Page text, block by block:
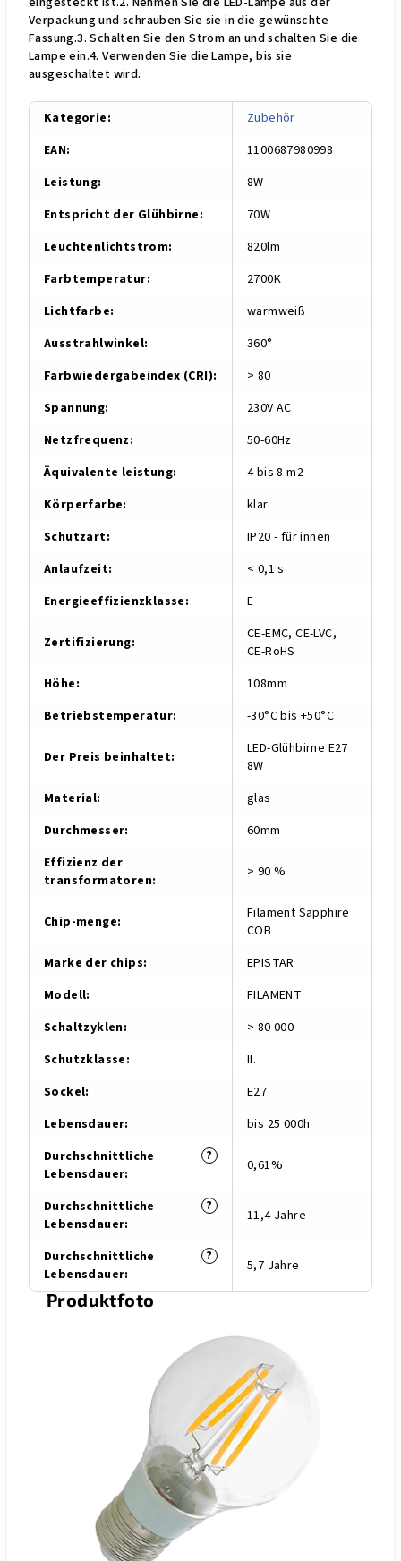
Verpackung und schrauben Sie sie in die gewünschte
Fassung.3. Schalten Sie den Strom an und schalten Sie die
Lampe ein.4. Verwenden Sie die Lampe, bis sie
ausgeschaltet wird.
Kategorie:
Zu­be­hör
EAN:
1100687980998
Leistung:
8W
Entspricht der Glühbirne:
70W
Leuchtenlichtstrom:
820lm
Farbtemperatur:
2700K
Lichtfarbe:
warmweiß
Ausstrahlwinkel:
360°
Farbwiedergabeindex (CRI):
> 80
Spannung:
230V AC
Netzfrequenz:
50-60Hz
Äquivalente leistung:
4 bis 8 m2
Körperfarbe:
klar
Schutzart:
IP20 - für innen
Anlaufzeit:
< 0,1 s
Energieeffizienzklasse: E
Zertifizierung:
CE-EMC, CE-LVC,
CE-RoHS
Höhe:
108mm
Betriebstemperatur: -30°C bis +50°C
Der Preis beinhaltet:
LED-Glühbirne E27
8W
Material:
glas
Durchmesser:
60mm
Effizienz der
transformatoren: > 90 %
Chip-menge:
Filament Sapphire
COB
Marke der chips:
EPISTAR
Modell:
FILAMENT
Schaltzyklen:
> 80 000
Schutzklasse:
II.
Sockel:
E27
Lebensdauer:
bis 25 000h
?
Durchschnittliche
Lebensdauer: 0,61%
?
Durchschnittliche
Lebensdauer: 11,4 Jahre
?
Durchschnittliche
Lebensdauer: 5,7 Jahre
Produktfoto